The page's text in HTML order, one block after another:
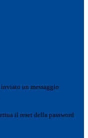
inviato un messaggio
il reset della password